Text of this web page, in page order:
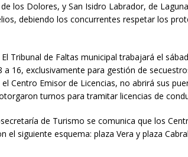
los Dolores, y San Isidro Labrador, de
debiendo los concurrentes respetar los
Tribunal de Faltas municipal trabajará el
a 16, exclusivamente para gestión de
Centro Emisor de Licencias, no abrirá sus
turnos para tramitar licencias de
de Turismo se comunica que los
el siguiente esquema: plaza Vera y plaza